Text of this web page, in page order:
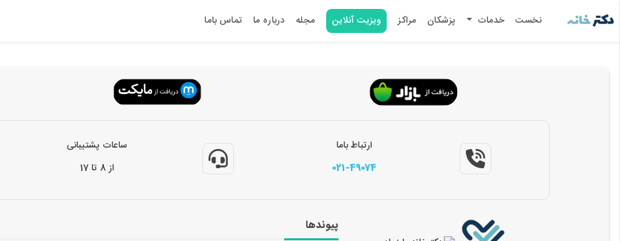
نخست خدمات پزشکان مراکز ویزیت آنلاین مجله درباره ما تماس باما
ارتباط باما
021-49074
ساعات پشتیبانی
از 8 تا 17
پیوندها